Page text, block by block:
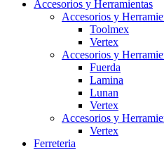
Accesorios y Herramientas
Accesorios y
Toolmex
Vertex
Accesorios y
Fuerda
Lamina
Lunan
Vertex
Accesorios y
Vertex
Ferreteria